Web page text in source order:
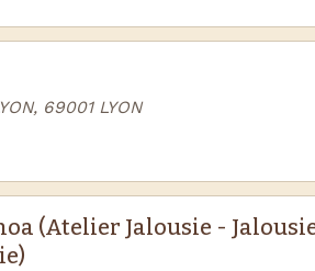
69001 LYON
(Atelier Jalousie -